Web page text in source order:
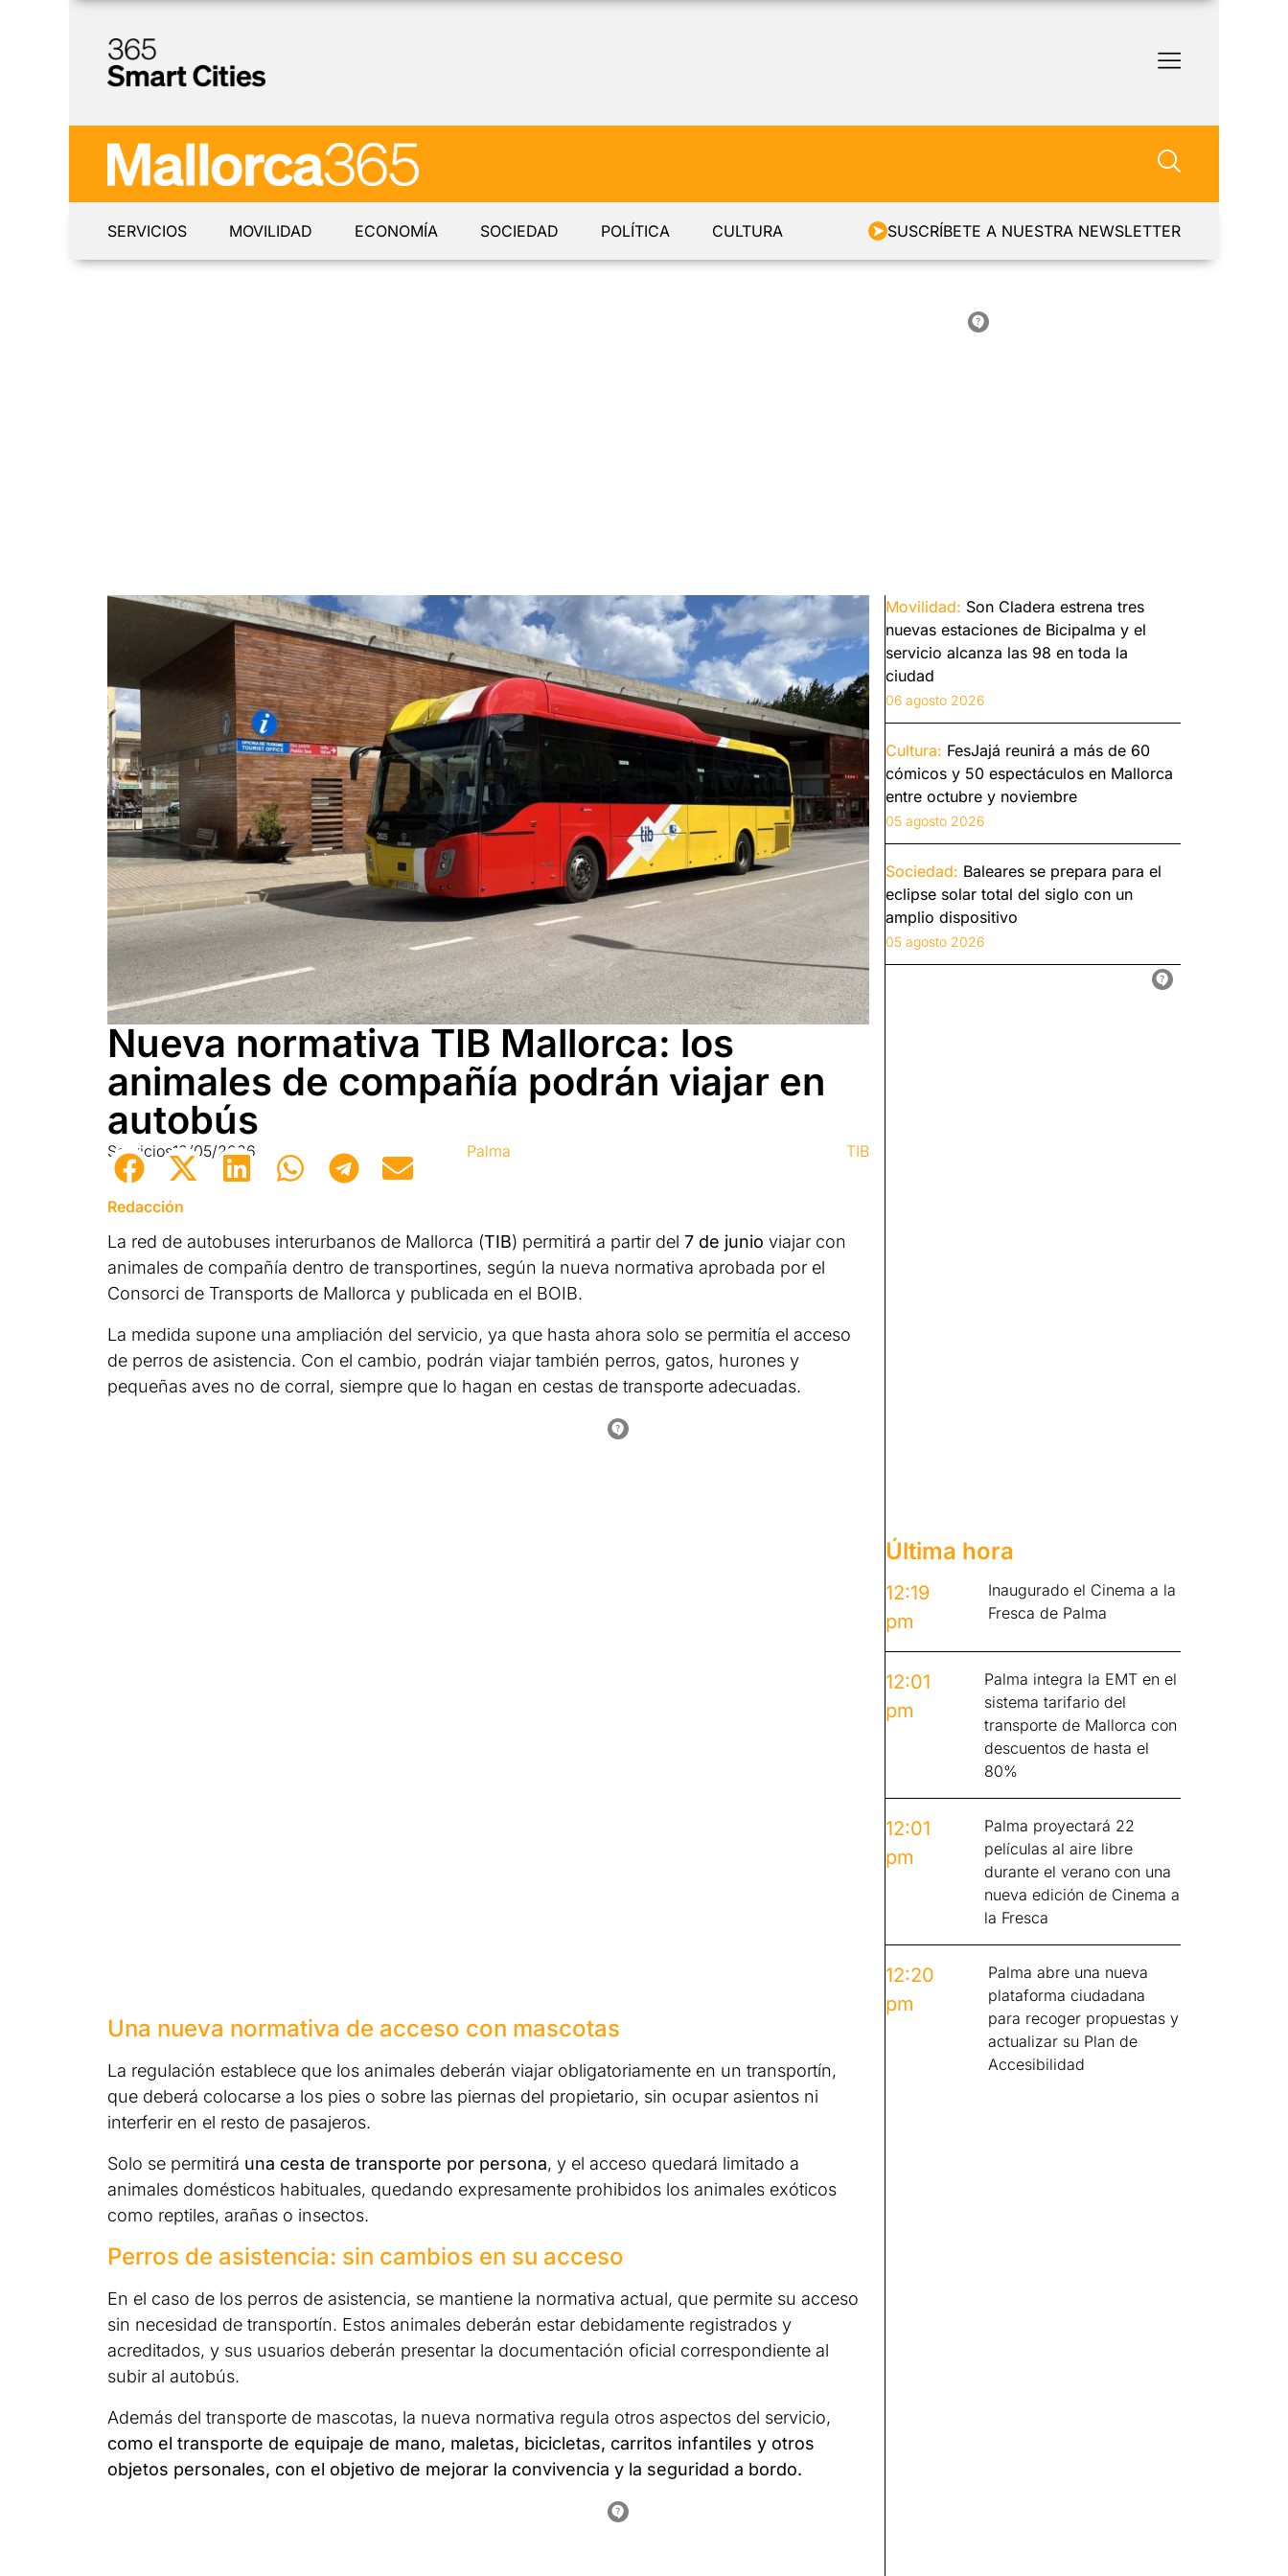
SERVICIOS MOVILIDAD ECONOMÍA SOCIEDAD POLÍTICA CULTURA SUSCRÍBETE A NUESTRA NEWSLETTER
Nueva normativa TIB Mallorca: los
animales de compañía podrán viajar en
autobús
Servicios13/05/2026 Palma TIB
Redacción
La red de autobuses interurbanos de Mallorca (TIB) permitirá a partir del 7 de junio viajar con
animales de compañía dentro de transportines, según la nueva normativa aprobada por el
Consorci de Transports de Mallorca y publicada en el BOIB.
La medida supone una ampliación del servicio, ya que hasta ahora solo se permitía el acceso
de perros de asistencia. Con el cambio, podrán viajar también perros, gatos, hurones y
pequeñas aves no de corral, siempre que lo hagan en cestas de transporte adecuadas.
Una nueva normativa de acceso con mascotas
La regulación establece que los animales deberán viajar obligatoriamente en un transportín,
que deberá colocarse a los pies o sobre las piernas del propietario, sin ocupar asientos ni
interferir en el resto de pasajeros.
Solo se permitirá una cesta de transporte por persona, y el acceso quedará limitado a
animales domésticos habituales, quedando expresamente prohibidos los animales exóticos
como reptiles, arañas o insectos.
Perros de asistencia: sin cambios en su acceso
En el caso de los perros de asistencia, se mantiene la normativa actual, que permite su acceso
sin necesidad de transportín. Estos animales deberán estar debidamente registrados y
acreditados, y sus usuarios deberán presentar la documentación oficial correspondiente al
subir al autobús.
Además del transporte de mascotas, la nueva normativa regula otros aspectos del servicio,
como el transporte de equipaje de mano, maletas, bicicletas, carritos infantiles y otros
objetos personales, con el objetivo de mejorar la convivencia y la seguridad a bordo.
Movilidad: Son Cladera estrena tres
nuevas estaciones de Bicipalma y el
servicio alcanza las 98 en toda la
ciudad
06 agosto 2026
Cultura: FesJajá reunirá a más de 60
cómicos y 50 espectáculos en Mallorca
entre octubre y noviembre
05 agosto 2026
Sociedad: Baleares se prepara para el
eclipse solar total del siglo con un
amplio dispositivo
05 agosto 2026
Última hora
12:19
pm
Inaugurado el Cinema a la
Fresca de Palma
12:01
pm
Palma integra la EMT en el
sistema tarifario del
transporte de Mallorca con
descuentos de hasta el
80%
12:01
pm
Palma proyectará 22
películas al aire libre
durante el verano con una
nueva edición de Cinema a
la Fresca
12:20
pm
Palma abre una nueva
plataforma ciudadana
para recoger propuestas y
actualizar su Plan de
Accesibilidad